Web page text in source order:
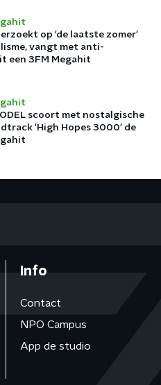
op 'de laatste zomer'
vangt met anti-
een 3FM Megahit
scoort met nostalgische
'High Hopes 3000' de
Info
Contact
NPO Campus
App de studio